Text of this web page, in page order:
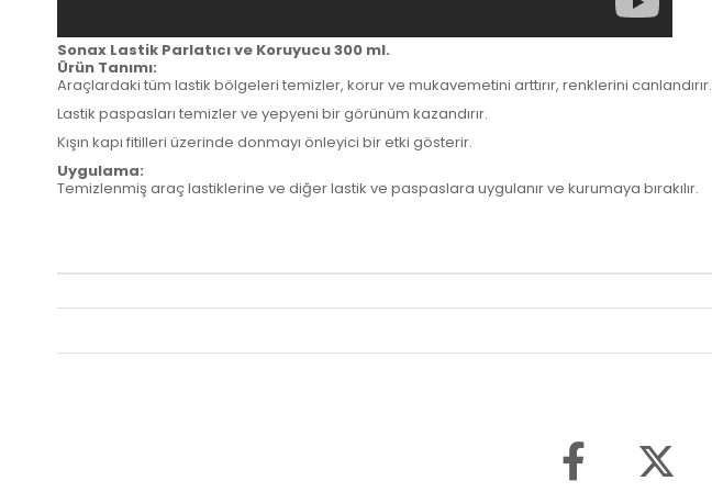
Sonax Lastik Parlatıcı ve Koruyucu 300 ml.
Ürün Tanımı:
Araçlardaki tüm lastik bölgeleri temizler, korur ve mukavemetini arttırır, renklerini canlandırır.
Lastik paspasları temizler ve yepyeni bir görünüm kazandırır.
Kışın kapı fitilleri üzerinde donmayı önleyici bir etki gösterir.
Uygulama:
Temizlenmiş araç lastiklerine ve diğer lastik ve paspaslara uygulanır ve kurumaya bırakılır.